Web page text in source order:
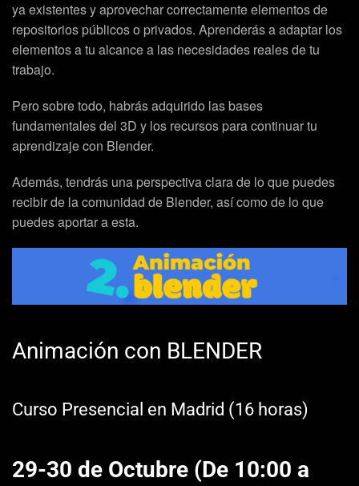
ya existentes y aprovechar correctamente elementos de
repositorios públicos o privados. Aprenderás a adaptar los
elementos a tu alcance a las necesidades reales de tu
trabajo.
Pero sobre todo, habrás adquirido las bases
fundamentales del 3D y los recursos para continuar tu
aprendizaje con Blender.
Además, tendrás una perspectiva clara de lo que puedes
recibir de la comunidad de Blender, así como de lo que
puedes aportar a esta.
Animación con BLENDER
Curso Presencial en Madrid (16 horas)
29-30 de Octubre (De 10:00 a